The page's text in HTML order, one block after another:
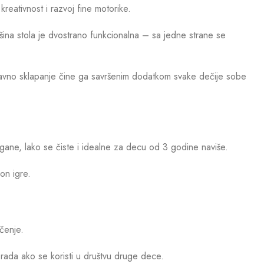
i razvoj fine motorike.
stola je dvostrano funkcionalna – sa jedne strane se
sklapanje čine ga savršenim dodatkom svake dečije sobe
lako se čiste i idealne za decu od 3 godine naviše.
igre.
ako se koristi u društvu druge dece.